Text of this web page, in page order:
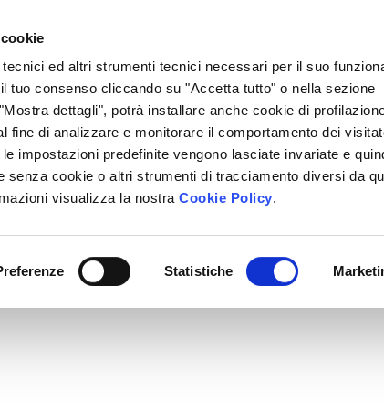
ed altri strumenti tecnici necessari per il suo
tuo consenso cliccando su "Accetta tutto" o nella sezione
dettagli", potrà installare anche cookie di
fine di analizzare e monitorare il comportamento dei
impostazioni predefinite vengono lasciate invariate e
senza cookie o altri strumenti di tracciamento diversi da
visualizza la nostraCookie Policy.
Statistiche
Sedi Locali